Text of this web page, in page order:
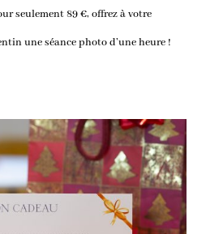
seulement 89 €, offrez à votre
une séance photo d’une heure !